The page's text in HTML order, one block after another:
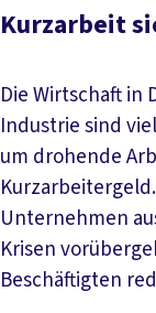
Kurzarbeit
Die Wirtschaft
Industrie sind
um drohende
Unternehmen
Krisen
Beschäftigten